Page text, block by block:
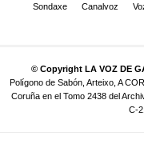
Sondaxe
Canalvoz
© Copyright LA VOZ DE
Polígono de Sabón, Arteixo, A
Coruña en el Tomo 2438 del
C-